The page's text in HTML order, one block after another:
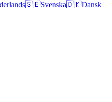
🇸🇪Svenska🇩🇰Dansk